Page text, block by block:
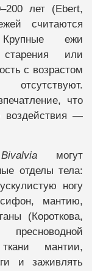
лет (Ebert,
считаются
Крупные ежи
или
с возрастом
что
воздействия —
Bivalviaмогут
отделы тела:
ногу
мантию,
(Короткова,
мантии,
и заживлять